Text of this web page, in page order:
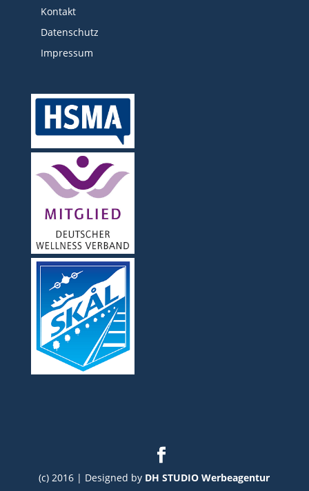
Kontakt
Datenschutz
Impressum
(c) 2016 | Designed by DH STUDIO Werbeagentur